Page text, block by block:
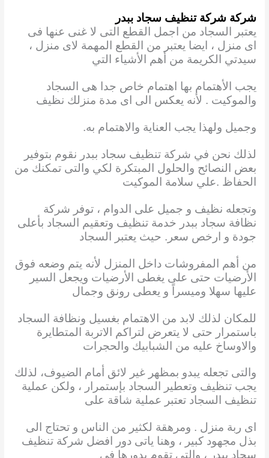
شركة شركة تنظيف سجاد ببدر
يعتبر السجاد من اجمل القطع التى لا غنى عنها فى
اى منزل ، ايضا يعتبر من القطع المهمة لاى منزل ،
سيدتي الكريمة من أهم الأشياء التي
يجب الأهتمام بها اهتمام خاص جدا هى السجاد
والموكيت . لأنه يعكس الى اى مدة منزلك نظيف
وجميل ولهذا يجب العناية والاهتمام به.
لذلك نحن في شركة تنظيف سجاد ببدر نقوم بتوفير
بعض النصائح والحلول المبتكرة لكي والتى تمكنك من
الحفاظ .علي سلامة الموكيت
وتجعله نظيف و جميل على الدوام ، توفر شركة
نظافة سجاد ببدر خدمة تنظيف وتعقيم السجاد بأعلى
جودة و ارخص سعر. حيث يعتبر السجاد
من أهم المفروشات داخل المنزل لأنه يتم وضعه فوق
الأرضيات حتى على يغطى الأرضيات ويجعل السير
عليها سهلا وميسراً و يعطى رونق وجمال
للمكان لذلك لابد من الاهتمام بغسيل ونظافة السجاد
باستمرار حتى لا يتعرض لتراكم الاتربة المتطايرة
والاوساخ عليه من الشبابيك والحجرات
والتى تجعله يبدو بمظهر غير لائق أمام الضيوف، لذلك
يجب تنظيف وتعطير السجاد بإستمرار ، ولكن عملية
تنظيف السجاد تعتبر عملية شاقة على
اى ربة منزل . ومرهقة لكثير من الناس و تحتاج الى
بذل مجهود كبير ، وهنا ياتى دور افضل شركة تنظيف
سجاد ببدر ، والتى تقوم بدورها في